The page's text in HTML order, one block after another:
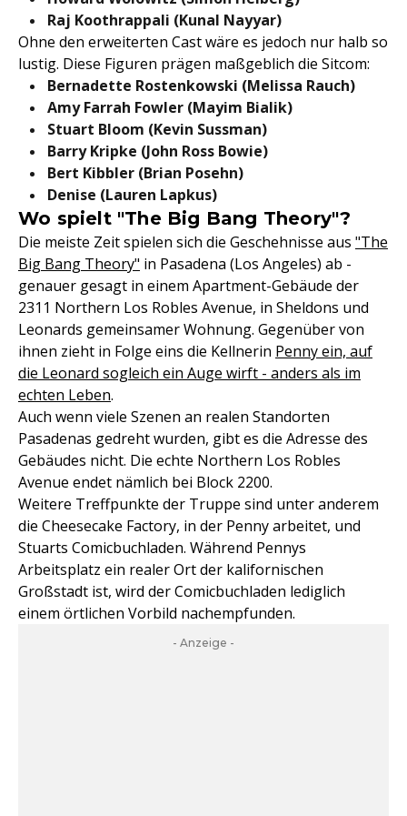
Raj Koothrappali (Kunal Nayyar)
Ohne den erweiterten Cast wäre es jedoch nur halb so
lustig. Diese Figuren prägen maßgeblich die Sitcom:
Bernadette Rostenkowski (Melissa Rauch)
Amy Farrah Fowler (Mayim Bialik)
Stuart Bloom (Kevin Sussman)
Barry Kripke (John Ross Bowie)
Bert Kibbler (Brian Posehn)
Denise (Lauren Lapkus)
Wo spielt "The Big Bang Theory"?
Die meiste Zeit spielen sich die Geschehnisse aus "The
Big Bang Theory" in Pasadena (Los Angeles) ab -
genauer gesagt in einem Apartment-Gebäude der
2311 Northern Los Robles Avenue, in Sheldons und
Leonards gemeinsamer Wohnung. Gegenüber von
ihnen zieht in Folge eins die Kellnerin Penny ein, auf
die Leonard sogleich ein Auge wirft - anders als im
echten Leben.
Auch wenn viele Szenen an realen Standorten
Pasadenas gedreht wurden, gibt es die Adresse des
Gebäudes nicht. Die echte Northern Los Robles
Avenue endet nämlich bei Block 2200.
Weitere Treffpunkte der Truppe sind unter anderem
die Cheesecake Factory, in der Penny arbeitet, und
Stuarts Comicbuchladen. Während Pennys
Arbeitsplatz ein realer Ort der kalifornischen
Großstadt ist, wird der Comicbuchladen lediglich
einem örtlichen Vorbild nachempfunden.
- Anzeige -